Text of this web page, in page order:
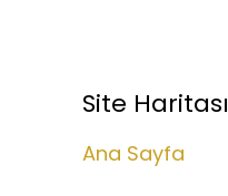
Site Haritası
Ana Sayfa